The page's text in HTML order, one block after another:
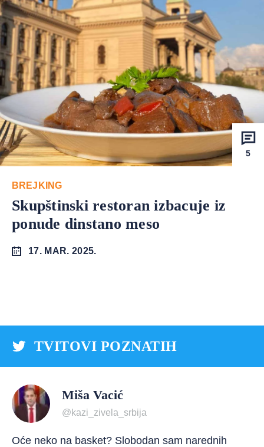
5
BREJKING
Skupštinski restoran izbacuje iz
ponude dinstano meso
17. MAR. 2025.
TVITOVI POZNATIH
Miša Vacić
@kazi_zivela_srbija
Oće neko na basket? Slobodan sam narednih